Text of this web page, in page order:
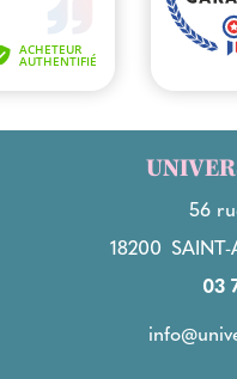
56
18200
03